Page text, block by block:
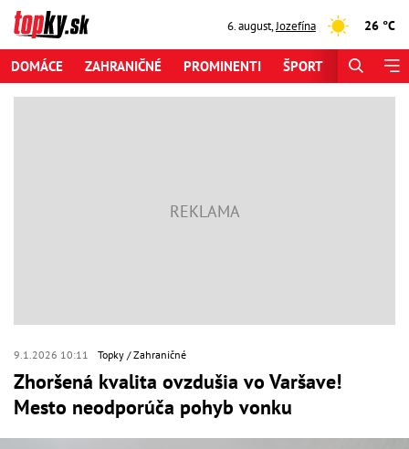
6. august,Jozefína 26 °C
DOMÁCE ZAHRANIČNÉ PROMINENTI ŠPORT
9.1.2026 10:11 Topky Zahraničné
Zhoršená kvalita ovzdušia vo Varšave!
Mesto neodporúča pohyb vonku